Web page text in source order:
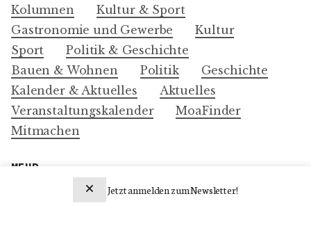
Kolumnen
Kultur & Sport
Gastronomie und Gewerbe
Kultur
Sport
Politik & Geschichte
Bauen & Wohnen
Politik
Geschichte
Kalender & Aktuelles
Aktuelles
Veranstaltungskalender
MoaFinder
Mitmachen
MEHR
Jetzt anmelden zum Newsletter!